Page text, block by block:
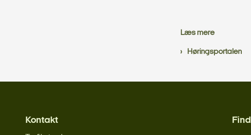
Læs mere
Høringsportalen
Kontakt Find